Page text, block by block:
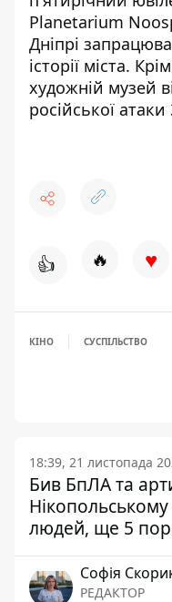
Planetarium
Дніпрі
історії міста.
художній музей
російської
👍 🔥 ♥
КІНО СУСПІЛЬСТВО
18:39, 21 листопада
Бив БпЛА та
людей, ще 5
Софія
РЕДАКТОР